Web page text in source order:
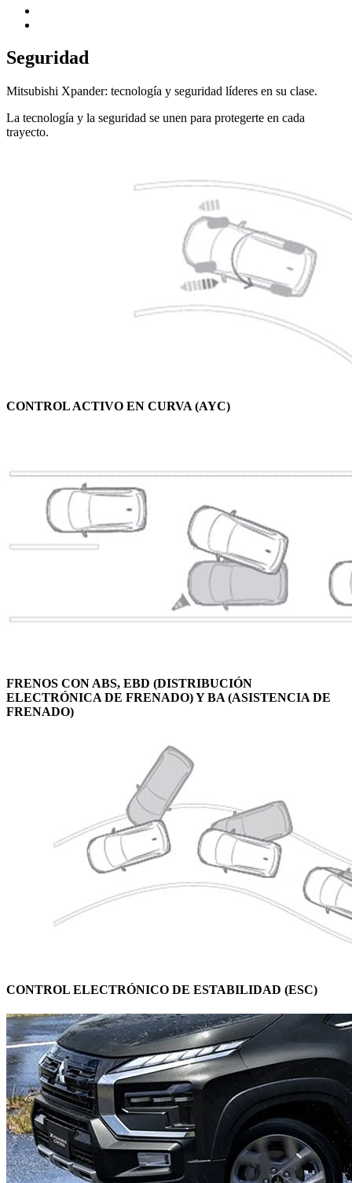
Seguridad
Mitsubishi Xpander: tecnología y seguridad líderes en su clase.
La tecnología y la seguridad se unen para protegerte en cada
trayecto.
CONTROL ACTIVO EN CURVA (AYC)
FRENOS CON ABS, EBD (DISTRIBUCIÓN
ELECTRÓNICA DE FRENADO) Y BA (ASISTENCIA DE
FRENADO)
CONTROL ELECTRÓNICO DE ESTABILIDAD (ESC)